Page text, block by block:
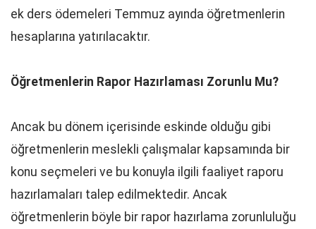
ek ders ödemeleri Temmuz ayında öğretmenlerin
hesaplarına yatırılacaktır.
Öğretmenlerin Rapor Hazırlaması Zorunlu Mu?
Ancak bu dönem içerisinde eskinde olduğu gibi
öğretmenlerin meslekli çalışmalar kapsamında bir
konu seçmeleri ve bu konuyla ilgili faaliyet raporu
hazırlamaları talep edilmektedir. Ancak
öğretmenlerin böyle bir rapor hazırlama zorunluluğu